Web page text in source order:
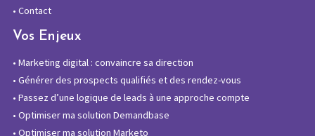
• Contact
Vos Enjeux
• Marketing digital : convaincre sa direction
• Générer des prospects qualifiés et des rendez-vous
• Passez d’une logique de leads à une approche compte
• Optimiser ma solution Demandbase
• Optimiser ma solution Marketo